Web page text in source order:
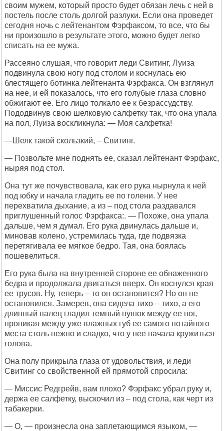
своим мужем, который просто будет обязан лечь с ней в
постель после столь долгой разлуки. Если она проведет
сегодня ночь с лейтенантом Фэрфаксом, то все, что бы
ни произошло в результате этого, можно будет легко
списать на ее мужа.
Рассеяно слушая, что говорит леди Свитинг, Луиза
подвинула свою ногу под столом и коснулась ею
блестящего ботинка лейтенанта Фэрфакса. Он взглянул
на нее, и ей показалось, что его голубые глаза словно
обжигают ее. Его лицо толкало ее к безрассудству.
Пододвинув свою шелковую салфетку так, что она упала
на пол, Луиза воскликнула: — Моя салфетка!
—Шелк такой скользкий, – Свитинг.
— Позвольте мне поднять ее, сказал лейтенант Фэрфакс,
ныряя под стол.
Она тут же почувствовала, как его рука нырнула к ней
под юбку и начала гладить ее по голени. У нее
перехватила дыхание, а из – под стола раздавался
приглушенный голос Фэрфакса:. — Похоже, она упала
дальше, чем я думал. Его рука двинулась дальше и,
миновав колено, устремилась туда, где подвязка
перетягивала ее мягкое бедро. Тая, она боялась
пошевелиться.
Его рука была на внутренней стороне ее обнаженного
бедра и продолжала двигаться вверх. Он коснулся края
ее трусов. Ну, теперь – то он остановится? Но он не
остановился. Замерев, она сидела тихо – тихо, а его
длинный палец гладил темный пушок между ее ног,
проникая между уже влажных губ ее самого потайного
места столь нежно и сладко, что у нее начала кружиться
голова.
Она полу прикрыла глаза от удовольствия, и леди
Свитинг со свойственной ей прямотой спросила:
— Миссис Редгрейв, вам плохо? Фэрфакс убрал руку и,
держа ее салфетку, выскочил из – под стола, как черт из
табакерки.
— О, — произнесла она заплетающимся языком, —